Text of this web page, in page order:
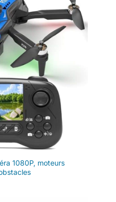
1080P, moteurs